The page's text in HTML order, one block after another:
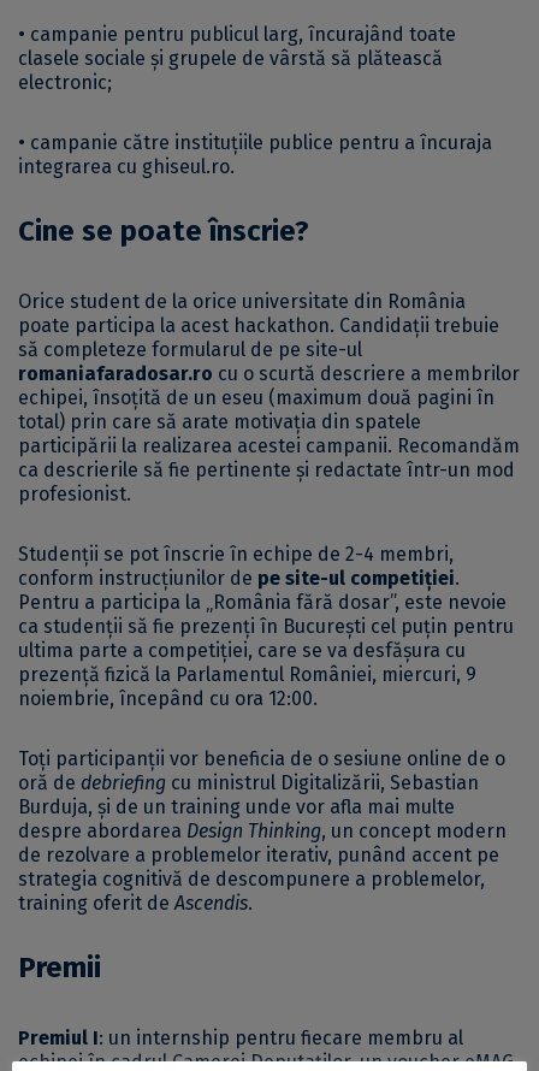
• campanie pentru publicul larg, încurajând toate
clasele sociale și grupele de vârstă să plătească
electronic;
• campanie către instituțiile publice pentru a încuraja
integrarea cu ghiseul.ro.
Cine se poate înscrie?
Orice student de la orice universitate din România
poate participa la acest hackathon. Candidații trebuie
să completeze formularul de pe site-ul
romaniafaradosar.ro cu o scurtă descriere a membrilor
echipei, însoțită de un eseu (maximum două pagini în
total) prin care să arate motivația din spatele
participării la realizarea acestei campanii. Recomandăm
ca descrierile să fie pertinente și redactate într-un mod
profesionist.
Studenții se pot înscrie în echipe de 2-4 membri,
conform instrucțiunilor de pe site-ul competiției.
Pentru a participa la „România fără dosar”, este nevoie
ca studenții să fie prezenți în București cel puțin pentru
ultima parte a competiției, care se va desfășura cu
prezență fizică la Parlamentul României, miercuri, 9
noiembrie, începând cu ora 12:00.
Toți participanții vor beneficia de o sesiune online de o
oră de debriefing cu ministrul Digitalizării, Sebastian
Burduja, și de un training unde vor afla mai multe
despre abordarea Design Thinking, un concept modern
de rezolvare a problemelor iterativ, punând accent pe
strategia cognitivă de descompunere a problemelor,
training oferit deAscendis.
Premii
Premiul I: un internship pentru fiecare membru al
echipei în cadrul Camerei Deputaților, un voucher eMAG